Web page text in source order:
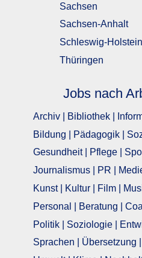
Sachsen
Sachsen-Anhalt
Schleswig-Holstein
Thüringen
Jobs nach
Archiv | Bibliothek |
Bildung | Pädagogik |
Gesundheit | Pflege |
Journalismus | PR |
Kunst | Kultur | Film |
Personal | Beratung |
Politik | Soziologie |
Sprachen | Übersetzung